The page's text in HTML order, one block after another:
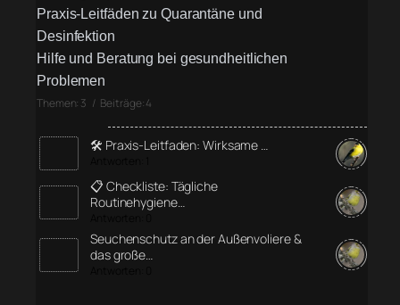
Praxis-Leitfäden zu Quarantäne und
Desinfektion
Hilfe und Beratung bei gesundheitlichen
Problemen
Themen: 3 / Beiträge: 4
🛠️ Praxis-Leitfaden: Wirksame …
📋 Checkliste: Tägliche
Routinehygiene…
Seuchenschutz an der Außenvoliere &
das große…